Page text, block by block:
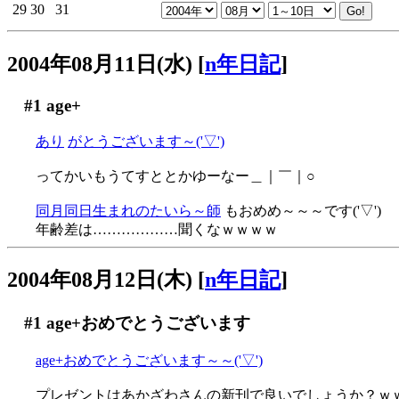
29 30 31
2004年08月11日(水) [n年日記]
#1 age+
あり がとうございます～('▽')
ってかいもうてすととかゆーなー＿｜￣｜○
同月同日生まれのたいら～師 もおめめ～～～です('▽')
年齢差は………………聞くなｗｗｗｗ
2004年08月12日(木) [n年日記]
#1 age+おめでとうございます
age+おめでとうございます～～('▽')
プレゼントはあかざわさんの新刊で良いでしょうか？ｗ